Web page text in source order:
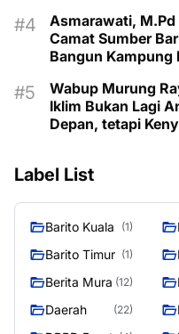
Asmarawati,
Camat Sumber
Bangun Kampung
Wabup Murung
Iklim Bukan Lagi
Depan, tetapi
Label List
Barito Kuala (1)
Barito Timur (1)
Berita Mura (12)
Daerah (22)